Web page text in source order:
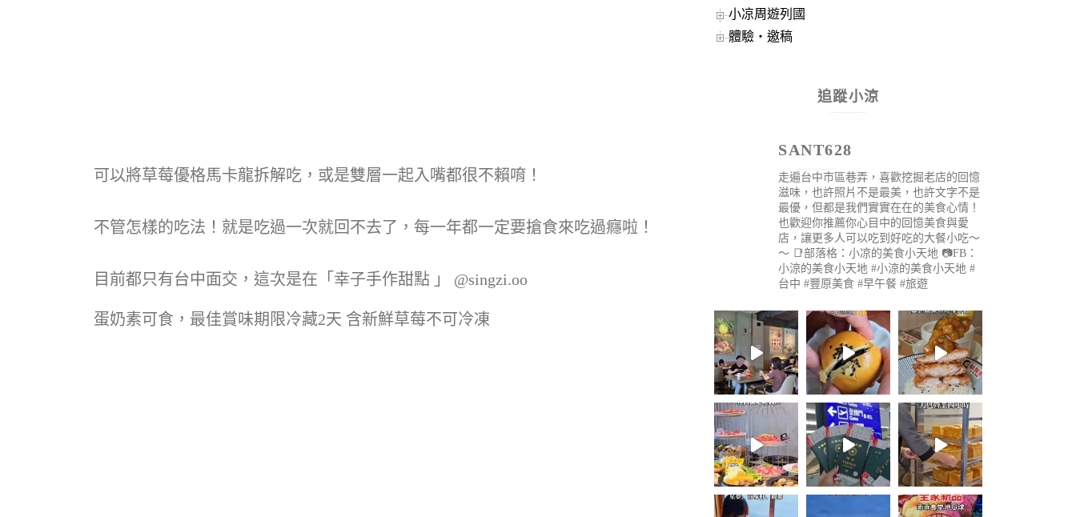
可以將草莓優格馬卡龍拆解吃，或是雙層一起入嘴都很不賴唷！
不管怎樣的吃法！就是吃過一次就回不去了，每一年都一定要搶食來吃過癮啦！
目前都只有台中面交，這次是在「幸子手作甜點 」 @singzi.oo
蛋奶素可食，最佳賞味期限冷藏2天 含新鮮草莓不可冷凍
小凉周遊列國
體驗‧邀稿
追蹤小涼
SANT628
走遍台中市區巷弄，喜歡挖掘老店的回憶
滋味，也許照片不是最美，也許文字不是
最優，但都是我們實實在在的美食心情！
也歡迎你推薦你心目中的回憶美食與愛
店，讓更多人可以吃到好吃的大餐小吃～
～ 📑部落格：小凉的美食小天地 📷FB：
小涼的美食小天地 #小涼的美食小天地 #
台中 #豐原美食 #早午餐 #旅遊